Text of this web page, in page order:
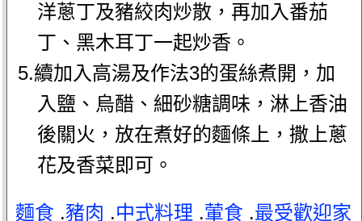
洋蔥丁及豬絞肉炒散，再加入番茄
丁、黑木耳丁一起炒香。
5.續加入高湯及作法3的蛋絲煮開，加
入鹽、烏醋、細砂糖調味，淋上香油
後關火，放在煮好的麵條上，撒上蔥
花及香菜即可。
麵食 .豬肉 .中式料理 .葷食 .最受歡迎家